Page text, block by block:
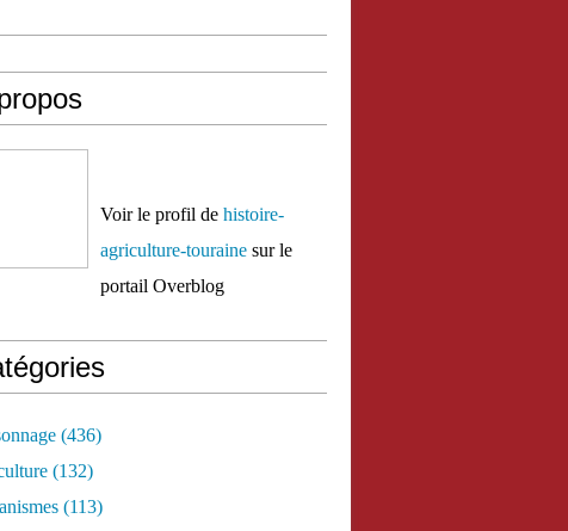
Voir le profil de histoire-
agriculture-touraine sur le
portail Overblog
(436)
(132)
(113)